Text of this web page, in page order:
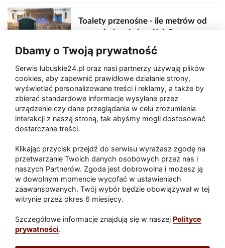
Toalety przenośne - ile metrów od
sceny, jedzenia i wejścia?
Zaatakował seniora na "kwadracie"
Akcja po pożarze w Gorzowie.
Ruszyła rozbiórka ściany spalonej
Paliwa
Raport Dodaj raport
Sport
Dbamy o Twoją prywatność
Serwis lubuskie24.pl oraz nasi partnerzy używają plików
cookies, aby zapewnić prawidłowe działanie strony,
wyświetlać personalizowane treści i reklamy, a także by
zbierać standardowe informacje wysyłane przez
urządzenie czy dane przeglądania w celu zrozumienia
interakcji z naszą stroną, tak abyśmy mogli dostosować
dostarczane treści.
Klikając przycisk przejdź do serwisu wyrażasz zgodę na
przetwarzanie Twoich danych osobowych przez nas i
naszych Partnerów. Zgoda jest dobrowolna i możesz ją
w dowolnym momencie wycofać w ustawieniach
zaawansowanych. Twój wybór będzie obowiązywał w tej
witrynie przez okres 6 miesięcy.
Szczegółowe informacje znajdują się w naszej Polityce
prywatności.